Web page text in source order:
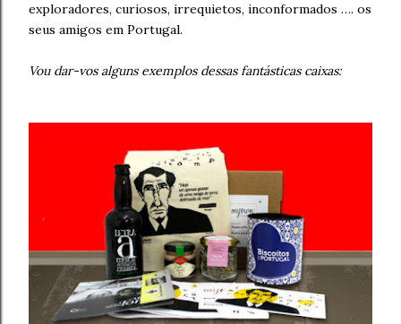
exploradores, curiosos, irrequietos, inconformados …. os
seus amigos em Portugal.
Vou dar-vos alguns exemplos dessas fantásticas caixas: